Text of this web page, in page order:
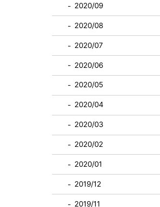
2020/09
2020/08
2020/07
2020/06
2020/05
2020/04
2020/03
2020/02
2020/01
2019/12
2019/11